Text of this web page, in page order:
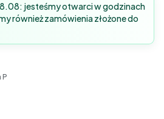
jesteśmy otwarci w godzinach
również zamówienia złożone do
P